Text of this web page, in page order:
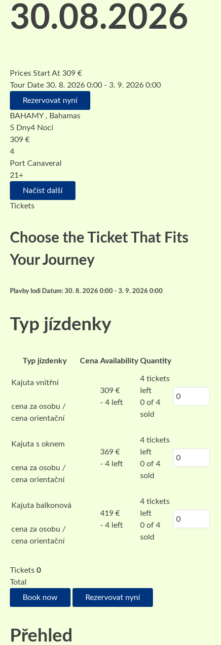
30.08.2026
Prices Start At 309 €
Tour Date 30. 8. 2026 0:00 - 3. 9. 2026 0:00
Rezervovat nyní
BAHAMY , Bahamas
5 Dny4 Noci
309 €
4
Port Canaveral
21+
Načíst další
Tickets
Choose the Ticket That Fits
Your Journey
Plavby lodi Datum: 30. 8. 2026 0:00 - 3. 9. 2026 0:00
Typ jízdenky
Typ jízdenky Cena Availability Quantity
Kajuta vnitřní
cena za osobu /
cena orientační
309 €
- 4 left
4 tickets
left
0 of 4
sold
Kajuta s oknem
cena za osobu /
cena orientační
369 €
- 4 left
4 tickets
left
0 of 4
sold
Kajuta balkonová
cena za osobu /
cena orientační
419 €
- 4 left
4 tickets
left
0 of 4
sold
Tickets 0
Total
Book now
Rezervovat nyní
Přehled